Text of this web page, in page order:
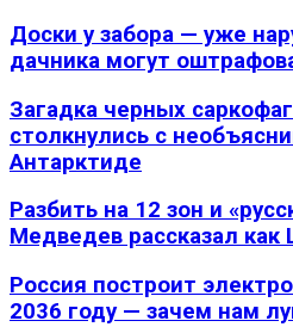
Доски у забора — уже
дачника могут
Загадка черных
столкнулись с
Антарктиде
Разбить на 12 зон и
Медведев рассказал как
Россия построит
2036 году — зачем нам